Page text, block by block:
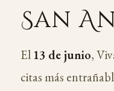
San
El13 de junio,
citas más